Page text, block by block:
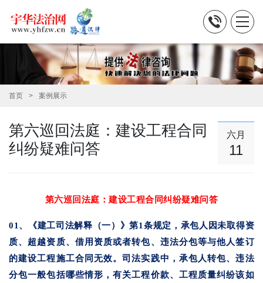
首页 案例展示
第六巡回法庭：建设工程合同
纠纷疑难问答
六月
11
第六巡回法庭：建设工程合同纠纷疑难问答
01、《建工司法解释（一）》第1条规定，承包人因未取得资
质、超越资质、借用资质或者转包、违法分包等与他人签订
的建设工程施工合同无效。司法实践中，承包人转包、违法
分包一般包括哪些情形，有关工程价款、工程质量纠纷该如